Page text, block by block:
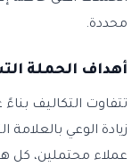
محددة.
أهداف الحملة
تتفاوت التكاليف
زيادة الوعي
عملاء محتملين،